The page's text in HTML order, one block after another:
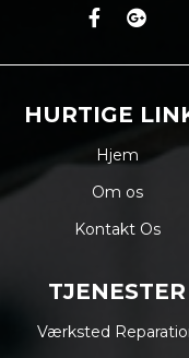
HURTIGE
Hjem
Om os
Kontakt Os
TJENESTER
Værksted